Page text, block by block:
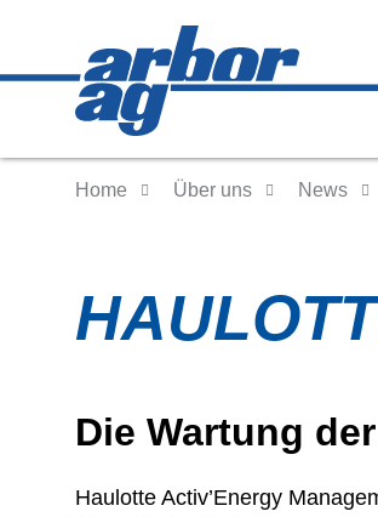
Home Über uns News
Die Wartung
Haulotte Activ’Energy